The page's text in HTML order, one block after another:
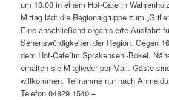
um 10:00 in einem Hof-Cafe in
Mittag lädt die Regionalgruppe zum
Eine anschließend organisierte Ausfahrt
Sehenswürdigkeiten der Region. Gegen
dem Hof-Cafe´im Sprakensehl-Bokel.
erhalten sie Mitglieder per Mail. Gäste
willkommen. Teilnahme nur nach
Telefon 04829 1540 –